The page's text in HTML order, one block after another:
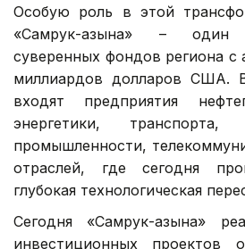
Особую роль в этой
«Самрук-Қазына» –
суверенных фондов региона
миллиардов долларов США.
входят предприятия
энергетики, транспорта,
промышленности,
отраслей, где сегодня
глубокая технологическая
Сегодня «Самрук-Қазына»
инвестиционных проектов